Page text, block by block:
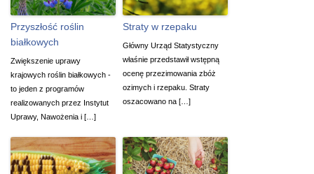
Przyszłość roślin
białkowych
Zwiększenie uprawy
krajowych roślin białkowych -
to jeden z programów
realizowanych przez Instytut
Uprawy, Nawożenia i […]
Straty w rzepaku
Główny Urząd Statystyczny
właśnie przedstawił wstępną
ocenę przezimowania zbóż
ozimych i rzepaku. Straty
oszacowano na […]